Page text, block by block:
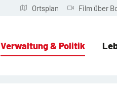
Ortsplan Film über
Verwaltung & Politik